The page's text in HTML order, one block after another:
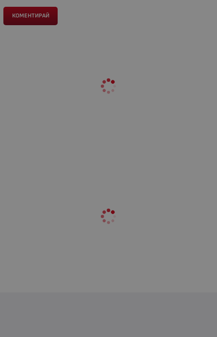
КОМЕНТИРАЙ